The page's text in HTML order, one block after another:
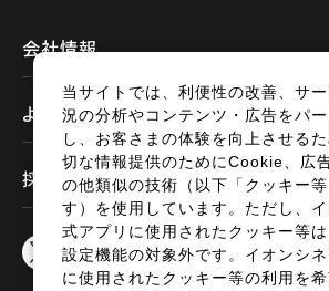
会社情報
よくあるご質問
採用情報
当サイトでは、利便性の改善、サ
況の分析やコンテンツ・広告をパ
し、お客さまの体験を向上させる
切な情報提供のためにCookie、広
の他類似の技術（以下「クッキー
す）を使用しています。ただし、
式アプリに使用されたクッキー等
設定機能の対象外です。イオンシ
に使用されたクッキー等の利用を